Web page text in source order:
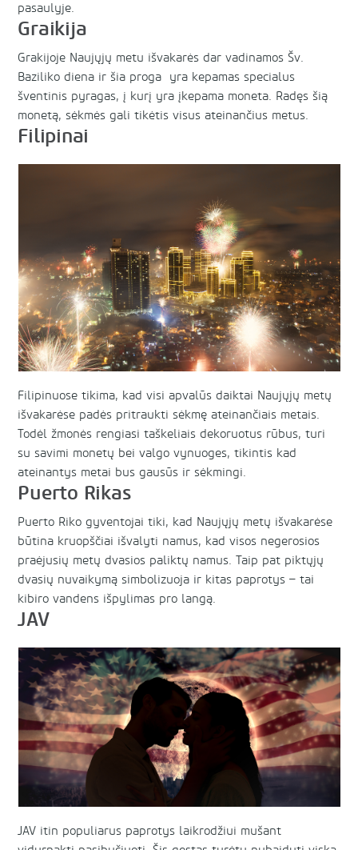
pasaulyje.
Graikija
Grakijoje Naujųjų metu išvakarės dar vadinamos Šv.
Baziliko diena ir šia proga yra kepamas specialus
šventinis pyragas, į kurį yra įkepama moneta. Radęs šią
monetą, sėkmės gali tikėtis visus ateinančius metus.
Filipinai
Filipinuose tikima, kad visi apvalūs daiktai Naujųjų metų
išvakarėse padės pritraukti sėkmę ateinančiais metais.
Todėl žmonės rengiasi taškeliais dekoruotus rūbus, turi
su savimi monetų bei valgo vynuoges, tikintis kad
ateinantys metai bus gausūs ir sėkmingi.
Puerto Rikas
Puerto Riko gyventojai tiki, kad Naujųjų metų išvakarėse
būtina kruopščiai išvalyti namus, kad visos negerosios
praėjusių metų dvasios paliktų namus. Taip pat piktųjų
dvasių nuvaikymą simbolizuoja ir kitas paprotys – tai
kibiro vandens išpylimas pro langą.
JAV
JAV itin populiarus paprotys laikrodžiui mušant